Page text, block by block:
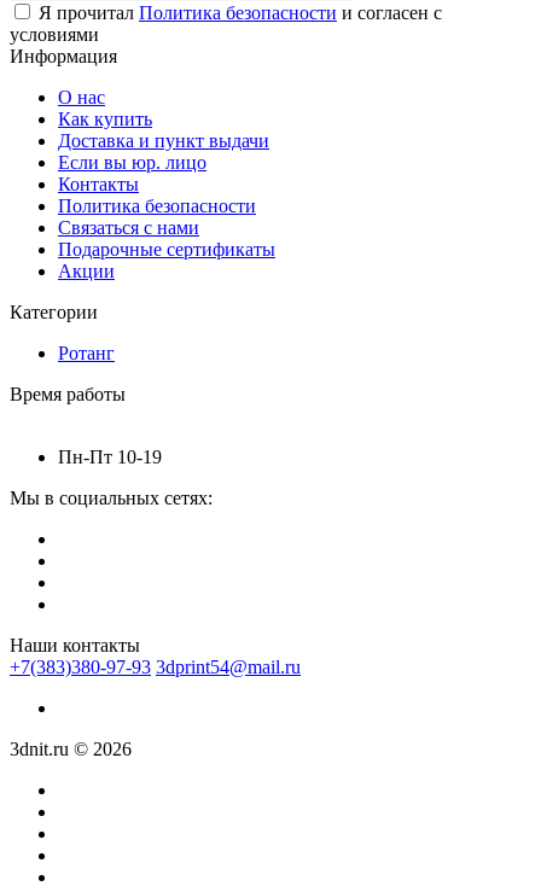
Я прочитал Политика безопасности и согласен с
условиями
Информация
О нас
Как купить
Доставка и пункт выдачи
Если вы юр. лицо
Контакты
Политика безопасности
Связаться с нами
Подарочные сертификаты
Акции
Категории
Ротанг
Время работы
Пн-Пт 10-19
Мы в социальных сетях:
Наши контакты
+7(383)380-97-93 3dprint54@mail.ru
3dnit.ru © 2026